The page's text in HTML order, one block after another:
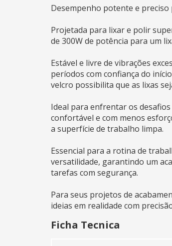
Desempenho potente e
Projetada para lixar e polir
de 300W de potência para um
Estável e livre de vibrações
períodos com confiança do
velcro possibilita que as lixas
Ideal para enfrentar os
confortável e com menos
a superfície de trabalho limpa.
Essencial para a rotina de
versatilidade, garantindo um
tarefas com segurança.
Para seus projetos de
ideias em realidade com
Ficha Tecnica